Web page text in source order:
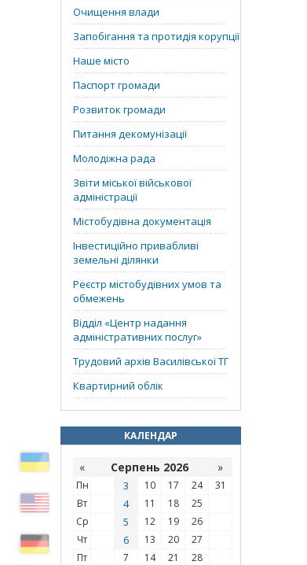
Очищення влади
Запобігання та протидія корупції
Наше місто
Паспорт громади
Розвиток громади
Питання декомунізації
Молодіжна рада
Звіти міської військової
адміністрації
Містобудівна документація
Інвестиційно привабливі
земельні ділянки
Реєстр містобудівних умов та
обмежень
Відділ «‎Центр надання
адміністративних послуг»
Трудовий архів Василівської ТГ
Квартирний облік
КАЛЕНДАР
« Серпень 2026 »
Пн 3 10 17 24
31
Вт
4 11 18
25
Ср
5 12 19
26
Чт
6 13 20
27
Пт
7 14 21
28